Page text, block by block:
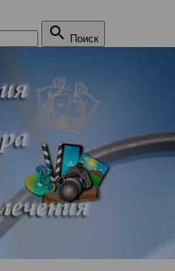
 Поиск